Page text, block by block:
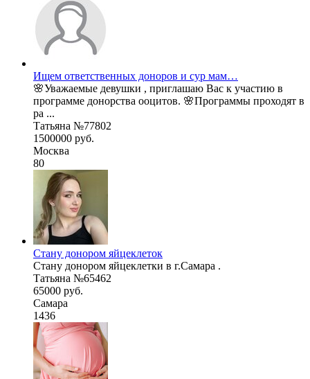
Ищем ответственных доноров и сур мам…
🌸Уважаемые девушки , приглашаю Вас к участию в
программе донорства ооцитов. 🌸Программы проходят в
ра ...
Татьяна №77802
1500000 руб.
Москва
80
Стану донором яйцеклеток
Стану донором яйцеклетки в г.Самара .
Татьяна №65462
65000 руб.
Самара
1436